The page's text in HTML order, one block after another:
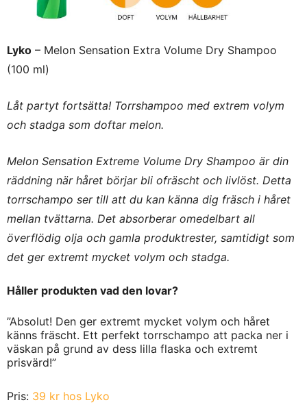
Lyko – Melon Sensation Extra Volume Dry Shampoo
(100 ml)
Låt partyt fortsätta! Torrshampoo med extrem volym
och stadga som doftar melon.
Melon Sensation Extreme Volume Dry Shampoo är din
räddning när håret börjar bli ofräscht och livlöst. Detta
torrschampo ser till att du kan känna dig fräsch i håret
mellan tvättarna. Det absorberar omedelbart all
överflödig olja och gamla produktrester, samtidigt som
det ger extremt mycket volym och stadga.
Håller produkten vad den lovar?
”Absolut! Den ger extremt mycket volym och håret
känns fräscht. Ett perfekt torrschampo att packa ner i
väskan på grund av dess lilla flaska och extremt
prisvärd!”
Pris: 39 kr hos Lyko